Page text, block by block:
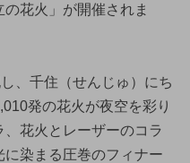
花火」が開催されま
、千住（せんじゅ）にち
発の花火が夜空を彩り
花火とレーザーのコラ
染まる圧巻のフィナー